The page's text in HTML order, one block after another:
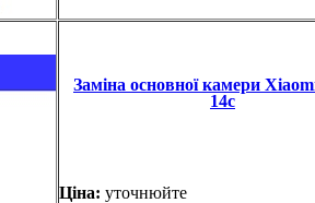
Заміна основної камери
14c
Ціна: уточнюйте